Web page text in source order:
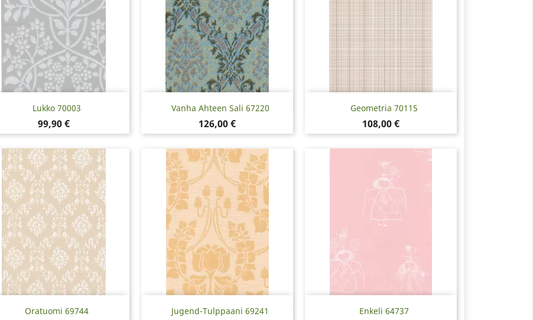
Lukko 70003
Hinta
99,90 €
Pikakatselu Vanha Ahteen Sali 67220
Hinta
126,00 €
 Pikakatselu Geometria 70115
Hinta
108,00 €
Pikakatselu
Oratuomi 69744
Pikakatselu Jugend-Tulppaani 69241
Pikakatselu Enkeli 64737
Pikakatselu